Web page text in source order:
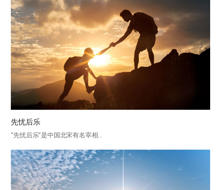
先忧后乐
“先忧后乐”是中国北宋有名宰相…